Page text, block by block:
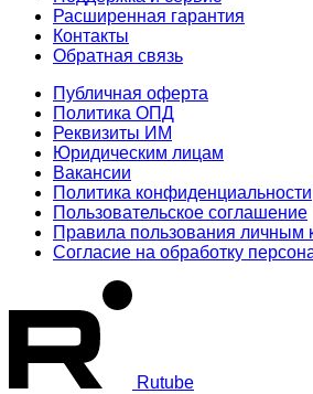
Расширенная гарантия
Контакты
Обратная связь
Публичная оферта
Политика ОПД
Реквизиты ИМ
Юридическим лицам
Вакансии
Политика конфиденциальности
Пользовательское соглашение
Правила пользования личным
Согласие на обработку
Rutube